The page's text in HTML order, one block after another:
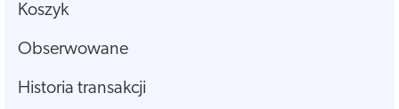
Koszyk
Obserwowane
Historia transakcji